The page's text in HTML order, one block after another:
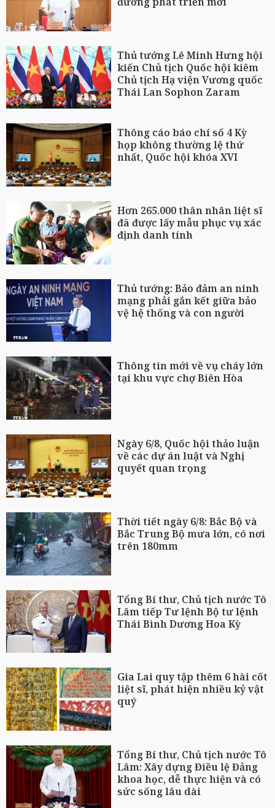
Thủ tướng Lê Minh Hưng hội
kiến Chủ tịch Quốc hội kiêm
Chủ tịch Hạ viện Vương quốc
Thái Lan Sophon Zaram
Thông cáo báo chí số 4 Kỳ
họp không thường lệ thứ
nhất, Quốc hội khóa XVI
Hơn 265.000 thân nhân liệt sĩ
đã được lấy mẫu phục vụ xác
định danh tính
Thủ tướng: Bảo đảm an ninh
mạng phải gắn kết giữa bảo
vệ hệ thống và con người
Thông tin mới về vụ cháy lớn
tại khu vực chợ Biên Hòa
Ngày 6/8, Quốc hội thảo luận
về các dự án luật và Nghị
quyết quan trọng
Thời tiết ngày 6/8: Bắc Bộ và
Bắc Trung Bộ mưa lớn, có nơi
trên 180mm
Tổng Bí thư, Chủ tịch nước Tô
Lâm tiếp Tư lệnh Bộ tư lệnh
Thái Bình Dương Hoa Kỳ
Gia Lai quy tập thêm 6 hài cốt
liệt sĩ, phát hiện nhiều kỷ vật
quý
Tổng Bí thư, Chủ tịch nước Tô
Lâm: Xây dựng Điều lệ Đảng
khoa học, dễ thực hiện và có
sức sống lâu dài